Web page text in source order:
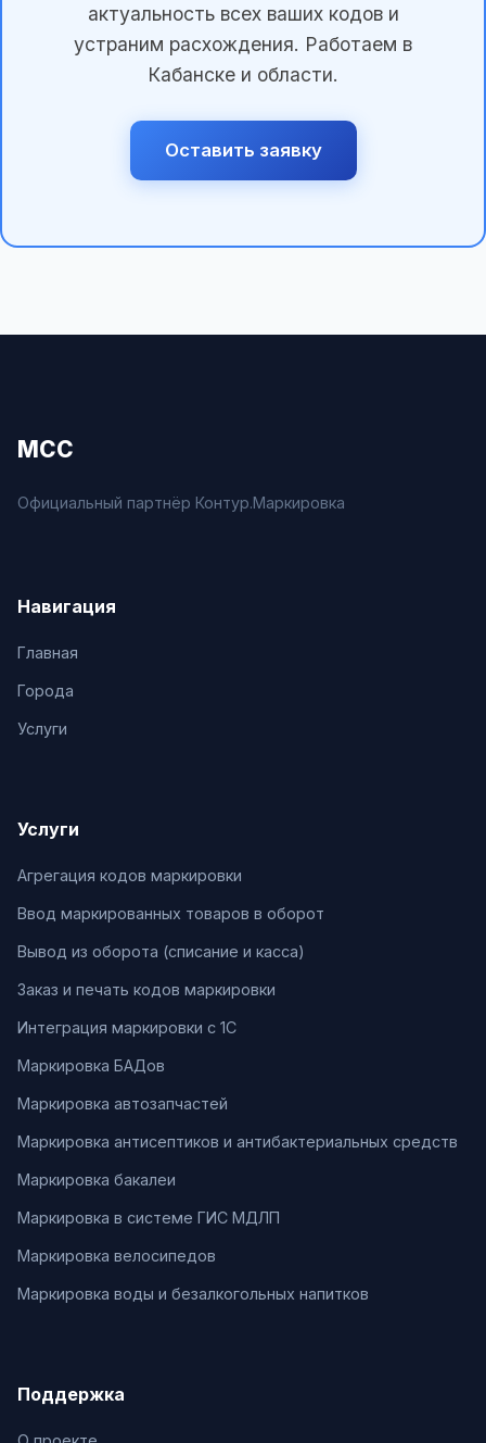
актуальность всех ваших кодов и
устраним расхождения. Работаем в
Кабанске и области.
Оставить заявку
МСС
Официальный партнёр Контур.Маркировка
Навигация
Главная
Города
Услуги
Услуги
Агрегация кодов маркировки
Ввод маркированных товаров в оборот
Вывод из оборота (списание и касса)
Заказ и печать кодов маркировки
Интеграция маркировки с 1С
Маркировка БАДов
Маркировка автозапчастей
Маркировка антисептиков и антибактериальных средств
Маркировка бакалеи
Маркировка в системе ГИС МДЛП
Маркировка велосипедов
Маркировка воды и безалкогольных напитков
Поддержка